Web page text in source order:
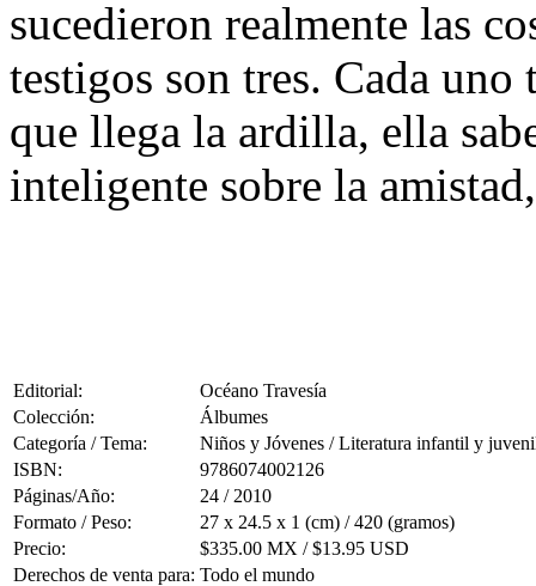
sucedieron realmente las
testigos son tres. Cada
que llega la ardilla, ella
inteligente sobre la
Editorial:
Océano Travesía
Colección:
Álbumes
Categoría / Tema:
Niños y Jóvenes / Literatura infantil y
ISBN:
9786074002126
Páginas/Año:
24 / 2010
Formato / Peso:
27 x 24.5 x 1 (cm) / 420 (gramos)
Precio:
$335.00 MX / $13.95 USD
Derechos de venta para: Todo el mundo